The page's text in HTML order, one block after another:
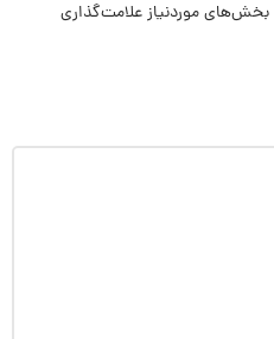
بخش‌های موردنیاز علامت‌گذاری